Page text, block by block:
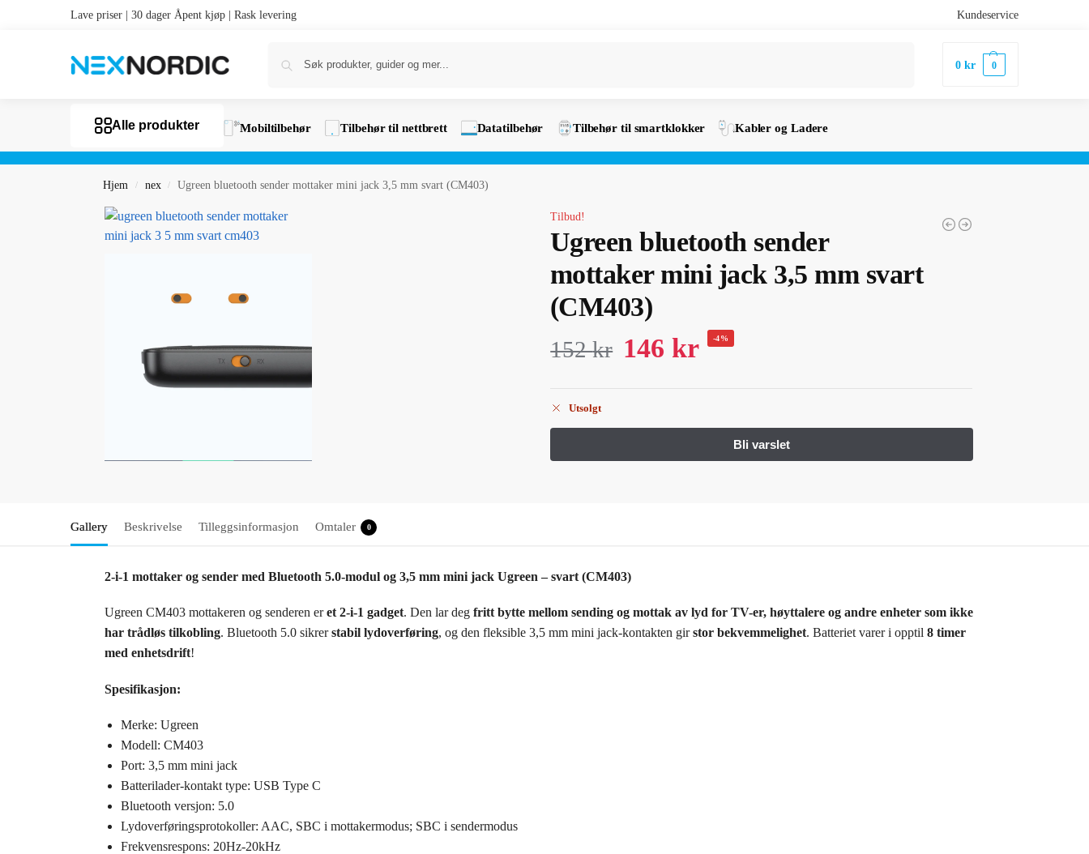
Lave priser | 30 dager Åpent kjøp | Rask levering Kundeservice
0kr 0
Alle produkter Mobiltilbehør Tilbehør til nettbrett Datatilbehør Tilbehør til smartklokker Kabler og Ladere
Hjem / nex / Ugreen bluetooth sender mottaker mini jack 3,5 mm svart (CM403)
Tilbud!
Ugreen bluetooth sender
mottaker mini jack 3,5 mm svart
(CM403)
152kr 146kr -4%
Utsolgt
Gallery Beskrivelse Tilleggsinformasjon Omtaler 0
2-i-1 mottaker og sender med Bluetooth 5.0-modul og 3,5 mm mini jack Ugreen – svart (CM403)
Ugreen CM403 mottakeren og senderen eret 2-i-1 gadget. Den lar deg fritt bytte mellom sending og mottak av lyd for TV-er, høyttalere og andre enheter som ikke
har trådløs tilkobling. Bluetooth 5.0 sikrerstabil lydoverføring, og den fleksible 3,5 mm mini jack-kontakten girstor bekvemmelighet. Batteriet varer i opptil 8 timer
med enhetsdrift!
Spesifikasjon:
Merke: Ugreen
Modell: CM403
Port: 3,5 mm mini jack
Batterilader-kontakt type: USB Type C
Bluetooth versjon: 5.0
Lydoverføringsprotokoller: AAC, SBC i mottakermodus; SBC i sendermodus
Frekvensrespons: 20Hz-20kHz